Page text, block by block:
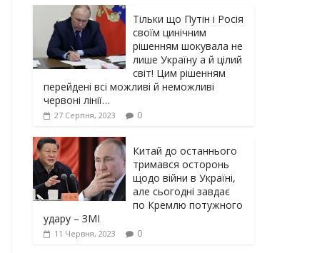
Тільки що Путін і Росія
своїм цинічним
рішенням шoкyвaлa не
лише Україну а й цілий
світ! Цим рішенням
перейдені всі можливі й неможливі
червоні лінії…
27 Серпня, 2023 0
Китай до останнього
тримався осторонь
щодо вiйни в Україні,
але сьогодні завдає
по Кремлю потужного
yдарy – ЗМІ
11 Червня, 2023 0